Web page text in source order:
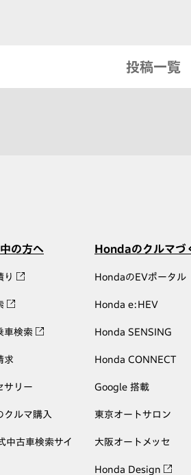
投稿一覧
の方へ
り
車検索
求
サリー
クルマ購入
中古車検索サイ
Hondaのクルマづ
HondaのEVポータル
Honda e:HEV
Honda SENSING
Honda CONNECT
Google 搭載
東京オートサロン
大阪オートメッセ
Honda Design